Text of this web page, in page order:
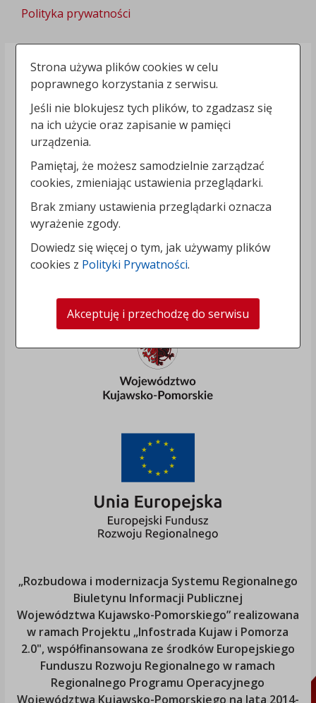
Polityka prywatności
„Rozbudowa i modernizacja Systemu Regionalnego
Biuletynu Informacji Publicznej
Województwa Kujawsko-Pomorskiego” realizowana
w ramach Projektu „Infostrada Kujaw i Pomorza
2.0", współfinansowana ze środków Europejskiego
Funduszu Rozwoju Regionalnego w ramach
Regionalnego Programu Operacyjnego
Województwa Kujawsko-Pomorskiego na lata 2014-
Strona używa plików cookies w celu
poprawnego korzystania z serwisu.
Jeśli nie blokujesz tych plików, to zgadzasz się
na ich użycie oraz zapisanie w pamięci
urządzenia.
Pamiętaj, że możesz samodzielnie zarządzać
cookies, zmieniając ustawienia przeglądarki.
Brak zmiany ustawienia przeglądarki oznacza
wyrażenie zgody.
Dowiedz się więcej o tym, jak używamy plików
cookies z Polityki Prywatności.
Akceptuję i przechodzę do serwisu